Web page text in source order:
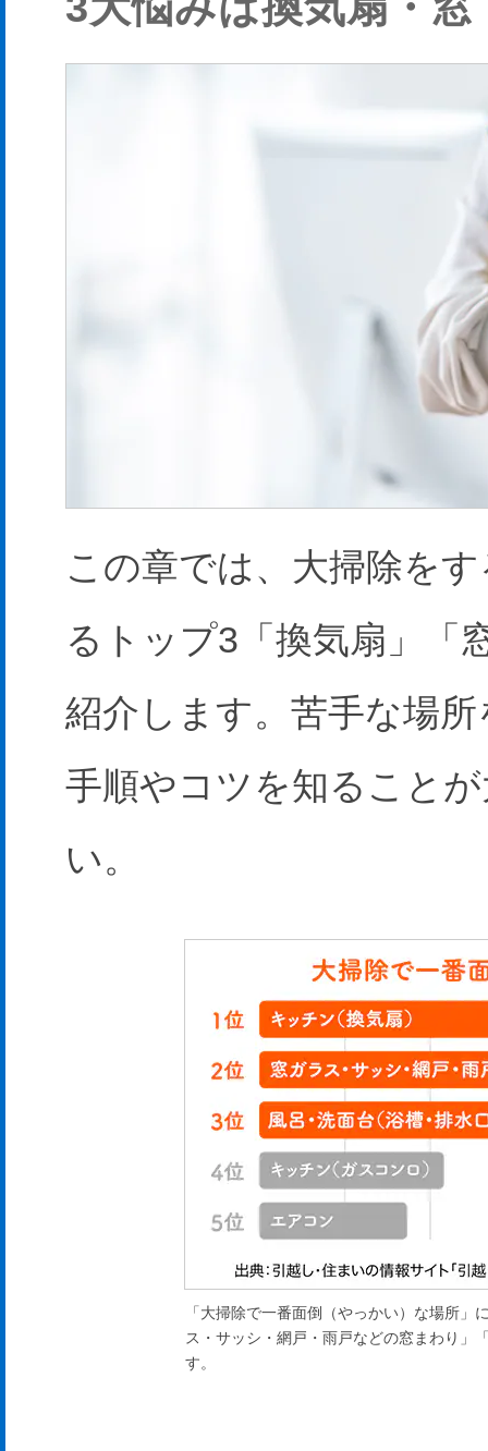
この章では、大掃除を
るトップ3「換気扇」「
紹介します。苦手な場
手順やコツを知ること
い。
「大掃除で一番面倒（やっかい）な場所
ス・サッシ・網戸・雨戸などの窓まわり」
す。